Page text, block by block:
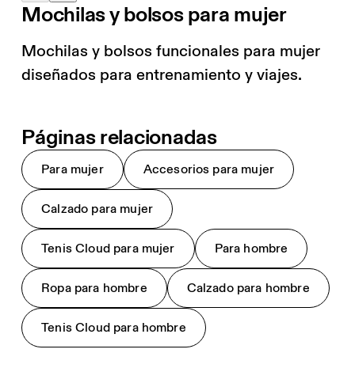
Mochilas y bolsos para mujer
Mochilas y bolsos funcionales para mujer
diseñados para entrenamiento y viajes.
Páginas relacionadas
Para mujer Accesorios para mujer
Calzado para mujer
Tenis Cloud para mujer Para hombre
Ropa para hombre Calzado para hombre
Tenis Cloud para hombre